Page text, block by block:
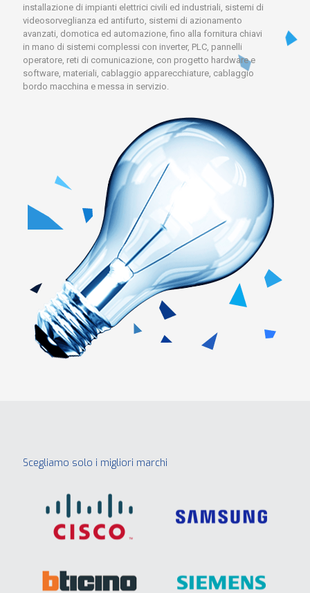
installazione di impianti elettrici civili ed industriali, sistemi di
videosorveglianza ed antifurto, sistemi di azionamento
avanzati, domotica ed automazione, fino alla fornitura chiavi
in mano di sistemi complessi con inverter, PLC, pannelli
operatore, reti di comunicazione, con progetto hardware e
software, materiali, cablaggio apparecchiature, cablaggio
bordo macchina e messa in servizio.
Scegliamo solo i migliori marchi